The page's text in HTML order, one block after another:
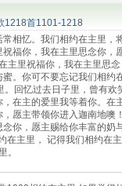
1218首1101-1218
相忆。我们相约在主里，
福你，我在主里思念你，
主里祝福你，我在主里思念
。你可不要忘记我们相约
。回忆过去日子里，曾有欢
在主的爱里我等着你。在
愿主带领你进入迦南地噢！
你，愿主赐给你丰富的奶
在主里， 记得我们相约在主
里。